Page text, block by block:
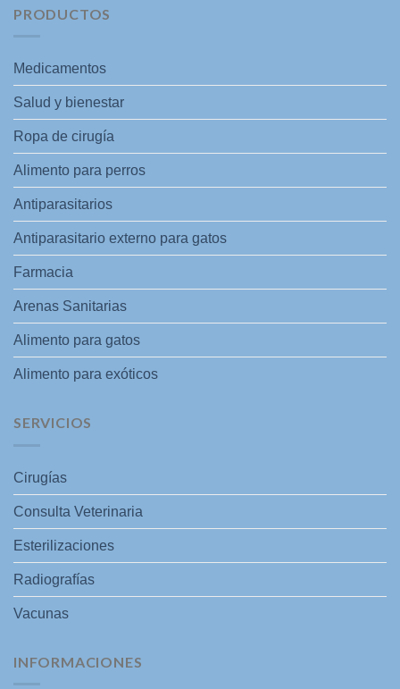
PRODUCTOS
Medicamentos
Salud y bienestar
Ropa de cirugía
Alimento para perros
Antiparasitarios
Antiparasitario externo para gatos
Farmacia
Arenas Sanitarias
Alimento para gatos
Alimento para exóticos
SERVICIOS
Cirugías
Consulta Veterinaria
Esterilizaciones
Radiografías
Vacunas
INFORMACIONES